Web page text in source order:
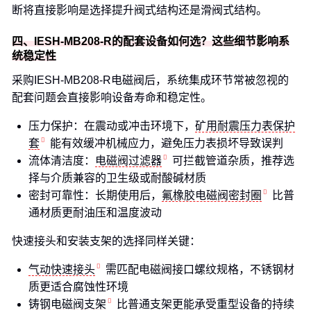
断将直接影响是选择提升阀式结构还是滑阀式结构。
四、IESH-MB208-R的配套设备如何选？这些细节影响系
统稳定性
采购IESH-MB208-R电磁阀后，系统集成环节常被忽视的
配套问题会直接影响设备寿命和稳定性。
压力保护：在震动或冲击环境下， 矿用耐震压力表保护
套
能有效缓冲机械应力，避免压力表损坏导致误判
流体清洁度：
电磁阀过滤器
可拦截管道杂质，推荐选
择与介质兼容的卫生级或耐酸碱材质
密封可靠性：长期使用后， 氟橡胶电磁阀密封圈
比普
通材质更耐油压和温度波动
快速接头和安装支架的选择同样关键：
气动快速接头
需匹配电磁阀接口螺纹规格，不锈钢材
质更适合腐蚀性环境
铸钢电磁阀支架
比普通支架更能承受重型设备的持续